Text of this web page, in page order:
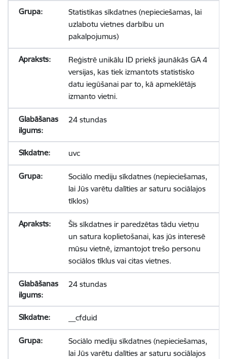
Statistikas sīkdatnes (nepieciešamas, lai
uzlabotu vietnes darbību un
pakalpojumus)
Reģistrē unikālu ID priekš jaunākās GA 4
versijas, kas tiek izmantots statistisko
datu iegūšanai par to, kā apmeklētājs
izmanto vietni.
24 stundas
uvc
Sociālo mediju sīkdatnes (nepieciešamas,
lai Jūs varētu dalīties ar saturu sociālajos
tīklos)
Šīs sīkdatnes ir paredzētas tādu vietņu
un satura koplietošanai, kas jūs interesē
mūsu vietnē, izmantojot trešo personu
sociālos tīklus vai citas vietnes.
24 stundas
__cfduid
Sociālo mediju sīkdatnes (nepieciešamas,
lai Jūs varētu dalīties ar saturu sociālajos